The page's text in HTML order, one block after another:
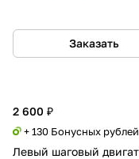
Заказать
2 600 ₽
+ 130 Бонусных рублей
Левый шаговый